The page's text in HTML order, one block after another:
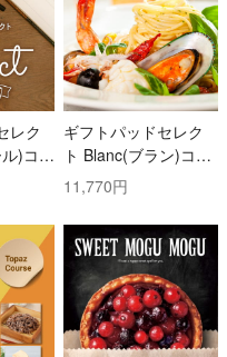
レク
)コー
ギフトパッドセレク
ト Blanc(ブラン)コー
ス
11,770円